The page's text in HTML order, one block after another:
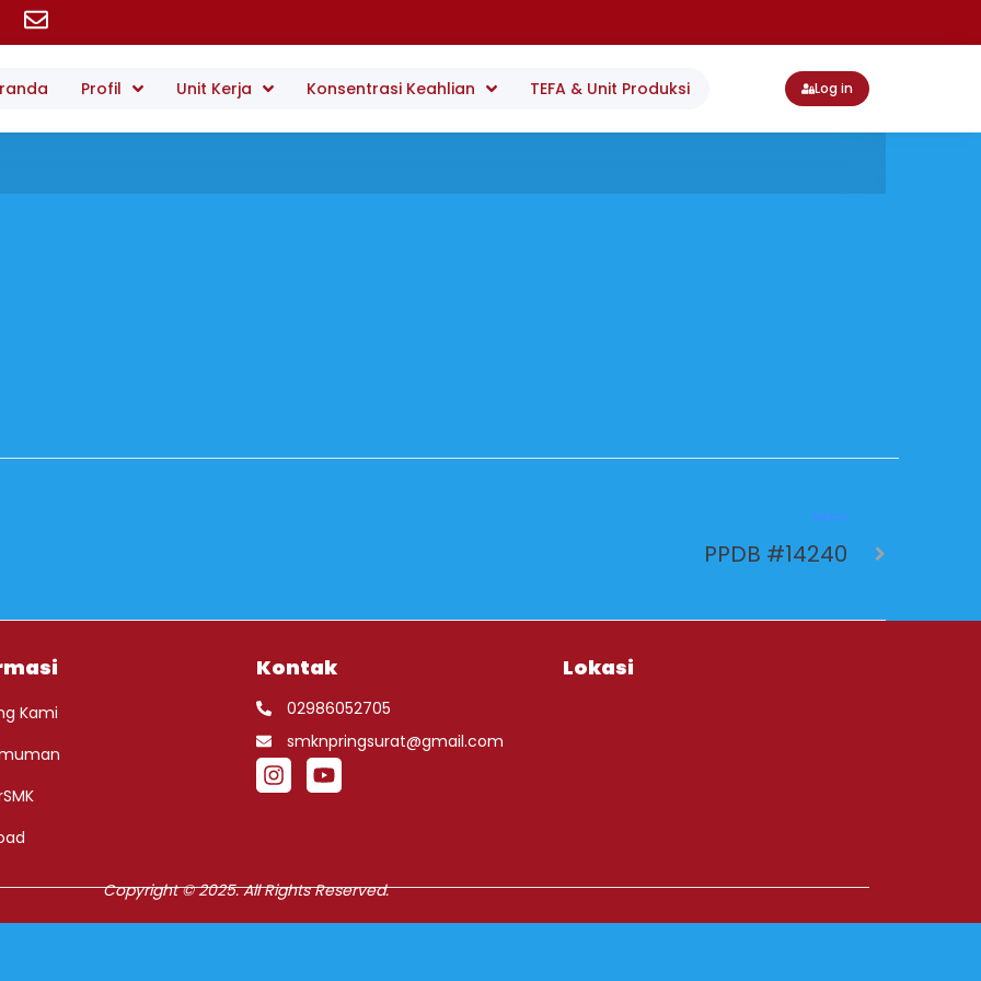
Profil Unit Kerja Konsentrasi Keahlian TEFA & Unit Produksi Log in
PPDB #14240
Kami
Kontak
02986052705
smknpringsurat@gmail.com
Lokasi
Copyright © 2025. All Rights Reserved.